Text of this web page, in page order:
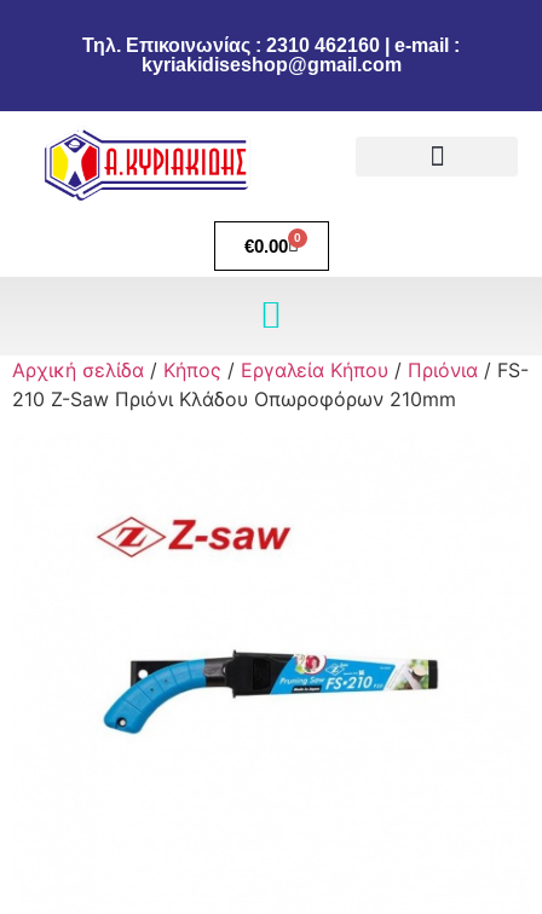
Τηλ. Επικοινωνίας : 2310 462160 | e-mail :
kyriakidiseshop@gmail.com
€0.00 0
Αρχική σελίδα / Κήπος / Εργαλεία Κήπου / Πριόνια / FS-
210 Z-Saw Πριόνι Κλάδου Οπωροφόρων 210mm